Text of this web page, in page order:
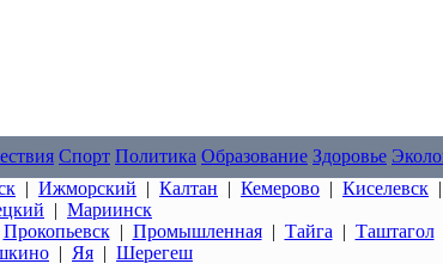
Спорт Политика Образование Здоровье
| Ижморский | Калтан | Кемерово | Киселевск |
| Мариинск
Прокопьевск| Промышленная| Тайга | Таштагол
| Яя | Шерегеш